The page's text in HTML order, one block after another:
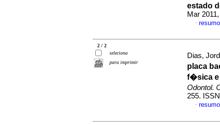
estado
Mar
·
2 / 2
seleciona
para imprimir
Dias,
placa
f�sica e
Odontol.
255.
·